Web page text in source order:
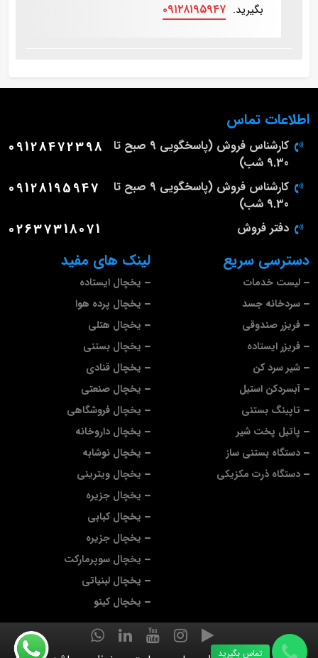
بگیرید. ۰۹۱۲۸۱۹۵۹۴۷
لینک های مفید
یخچال ایستاده
یخچال پرده هوا
یخچال هتلی
یخچال بستنی
یخچال قنادی
یخچال صنعتی
یخچال فروشگاهی
یخچال داروخانه
یخچال نوشابه
یخچال ویترینی
یخچال جزیره
یخچال کبابی
یخچال جزیره
یخچال سوپرمارکت
یخچال لبنیاتی
یخچال کینو
دسترسی سریع
لیست خدمات
سردخانه جسد
فریزر صندوقی
فریزر ایستاده
شیر سرد کن
آبسردکن استیل
تاپینگ بستنی
پاتیل پخت شیر
دستگاه بستنی ساز
دستگاه ذرت مکزیکی
اطلاعات تماس
کارشناس فروش (پاسخگویی 9 صبح تا
9.30 شب)
09128472398
کارشناس فروش (پاسخگویی 9 صبح تا
9.30 شب)
09128195947
دفتر فروش 02637318071
تماس بگیرید